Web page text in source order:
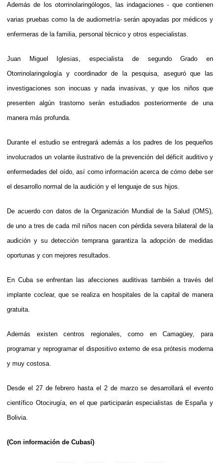
Además de los otorrinolaringólogos, las indagaciones - que contienen
varias pruebas como la de audiometría- serán apoyadas por médicos y
enfermeras de la familia, personal técnico y otros especialistas.
Juan Miguel Iglesias, especialista de segundo Grado en
Otorrinolaringología y coordinador de la pesquisa, aseguró que las
investigaciones son inocuas y nada invasivas, y que los niños que
presenten algún trastorno serán estudiados posteriormente de una
manera más profunda.
Durante el estudio se entregará además a los padres de los pequeños
involucrados un volante ilustrativo de la prevención del déficit auditivo y
enfermedades del oído, así como información acerca de cómo debe ser
el desarrollo normal de la audición y el lenguaje de sus hijos.
De acuerdo con datos de la Organización Mundial de la Salud (OMS),
de uno a tres de cada mil niños nacen con pérdida severa bilateral de la
audición y su detección temprana garantiza la adopción de medidas
oportunas y con mejores resultados.
En Cuba se enfrentan las afecciones auditivas también a través del
implante coclear, que se realiza en hospitales de la capital de manera
gratuita.
Además existen centros regionales, como en Camagüey, para
programar y reprogramar el dispositivo externo de esa prótesis moderna
y muy costosa.
Desde el 27 de febrero hasta el 2 de marzo se desarrollará el evento
científico Otocirugía, en el que participarán especialistas de España y
Bolivia.
(Con información de Cubasí)